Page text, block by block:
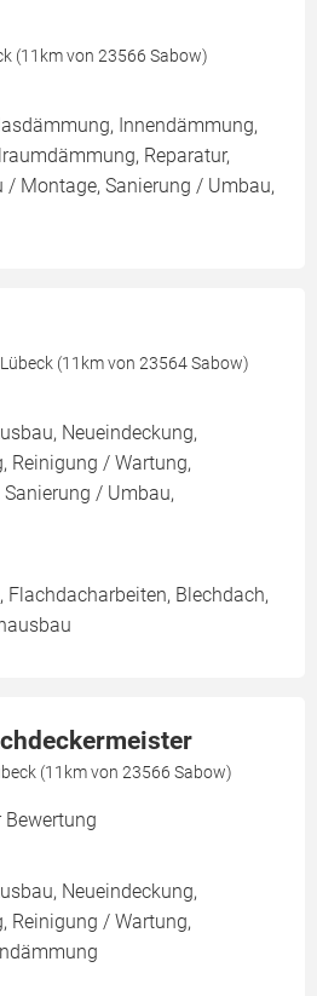
(11km von 23566 Sabow)
Innendämmung,
Reparatur,
/ Montage, Sanierung / Umbau,
(11km von 23564 Sabow)
Neueindeckung,
Reinigung / Wartung,
/ Umbau,
Flachdacharbeiten, Blechdach,
(11km von 23566 Sabow)
Bewertung
Neueindeckung,
Reinigung / Wartung,